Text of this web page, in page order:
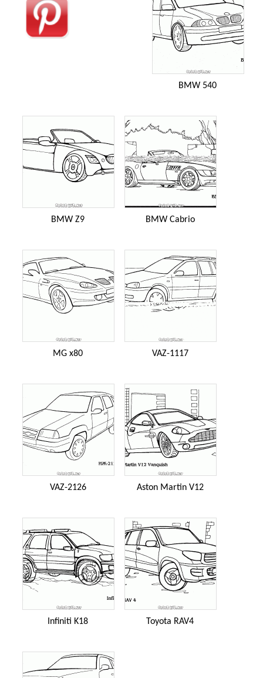
BMW 540
BMW Z9 BMW Cabrio
MG x80 VAZ-1117
VAZ-2126 Aston Martin V12
Infiniti K18 Toyota RAV4